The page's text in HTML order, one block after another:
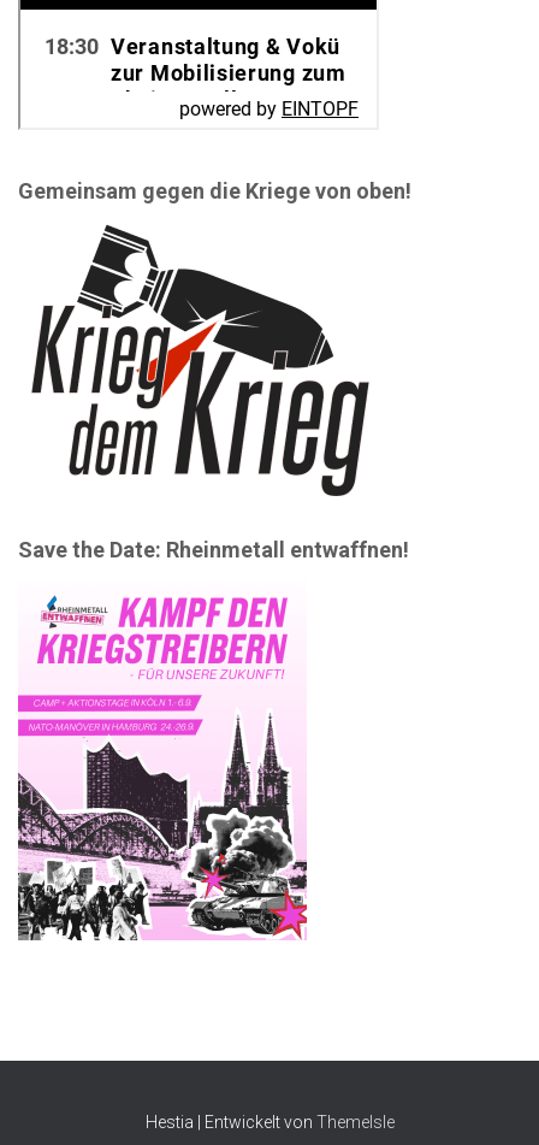
Gemeinsam gegen die Kriege von oben!
Save the Date: Rheinmetall entwaffnen!
Hestia | Entwickelt von ThemeIsle